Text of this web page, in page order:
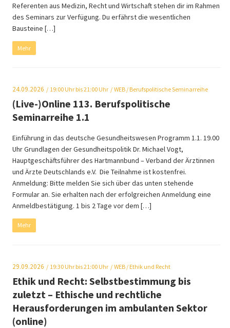
Referenten aus Medizin, Recht und Wirtschaft stehen dir im Rahmen
des Seminars zur Verfügung. Du erfährst die wesentlichen
Bausteine […]
Mehr
24.09.2026 19:00 Uhr bis 21:00 Uhr WEB / Berufspolitische Seminarreihe
(Live-)Online 113. Berufspolitische
Seminarreihe 1.1
Einführung in das deutsche Gesundheitswesen Programm 1.1. 19.00
Uhr Grundlagen der Gesundheitspolitik Dr. Michael Vogt,
Hauptgeschäftsführer des Hartmannbund – Verband der Ärztinnen
und Ärzte Deutschlands e.V. Die Teilnahme ist kostenfrei.
Anmeldung: Bitte melden Sie sich über das unten stehende
Formular an. Sie erhalten nach der erfolgreichen Anmeldung eine
Anmeldbestätigung. 1 bis 2 Tage vor dem […]
Mehr
29.09.2026 19:30 Uhr bis 21:00 Uhr WEB / Ethik und Recht
Ethik und Recht: Selbstbestimmung bis
zuletzt – Ethische und rechtliche
Herausforderungen im ambulanten Sektor
(online)